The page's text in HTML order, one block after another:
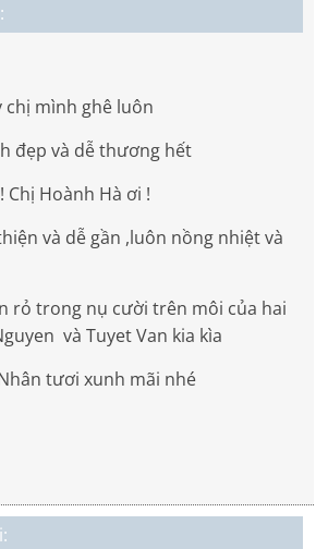
mình ghê luôn
đẹp và dễ thương hết
Chị Hoành Hà ơi !
và dễ gần ,luôn nồng nhiệt và
rỏ trong nụ cười trên môi của hai
và Tuyet Van kia kìa
tươi xunh mãi nhé